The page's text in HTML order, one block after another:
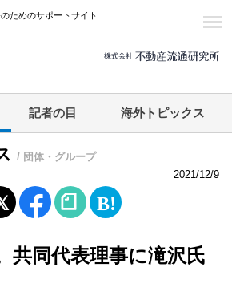
ためのサポートサイト
記者の目 海外トピックス
/ 団体・グループ
2021/12/9
共同代表理事に滝沢氏